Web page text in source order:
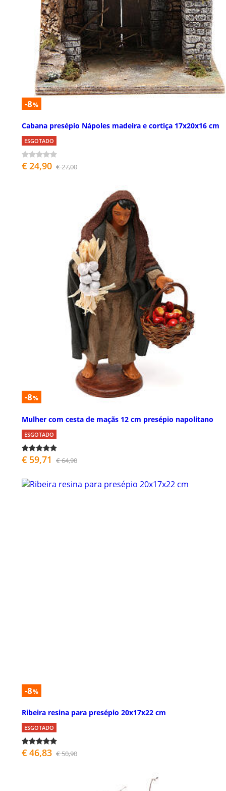
-8%
Cabana presépio Nápoles madeira e cortiça 17x20x16 cm
ESGOTADO
€ 24,90 € 27,00
-8%
Mulher com cesta de maçãs 12 cm presépio napolitano
ESGOTADO
€ 59,71 € 64,90
-8%
Ribeira resina para presépio 20x17x22 cm
ESGOTADO
€ 46,83 € 50,90